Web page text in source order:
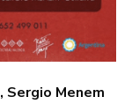
, Sergio Menem